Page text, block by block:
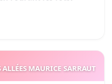
ALLÉES MAURICE SARRAUT